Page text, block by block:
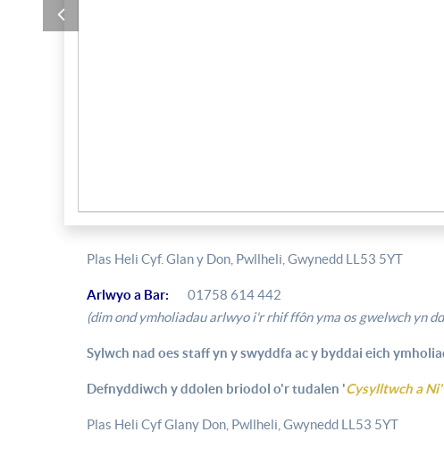
Plas Heli Cyf. Glan y Don, Pwllheli, Gwynedd LL53 5YT
Arlwyo a Bar:
01758 614 442
(dim ond ymholiadau arlwyo i'r rhif ffôn yma os gwelwch yn
Sylwch nad oes staff yn y swyddfa ac y byddai eich
Defnyddiwch y ddolen briodol o'r tudalen 'Cysylltwch a Ni'
Plas Heli Cyf Glany Don, Pwllheli, Gwynedd LL53 5YT